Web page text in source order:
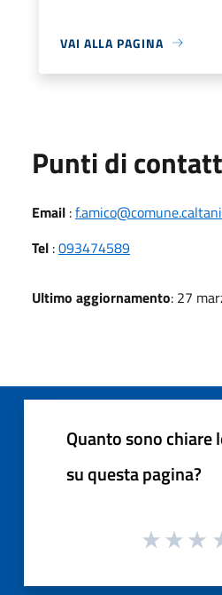
VAI ALLA PAGINA
Punti di
Email :
Tel :093474589
Ultimo aggiornamento: 27
Quanto sono
su questa pagina?